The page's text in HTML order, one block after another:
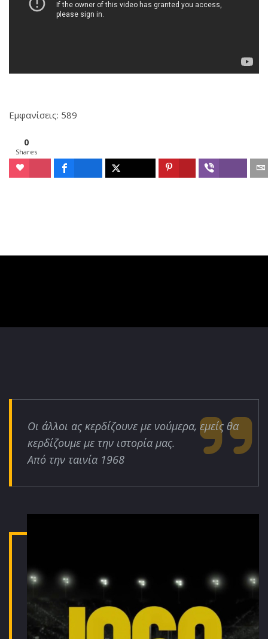
Εμφανίσεις: 589
0
Shares
Οι άλλοι ας κερδίζουνε με νούμερα, εμείς θα
κερδίζουμε με την ιστορία μας.
Από την ταινία 1968